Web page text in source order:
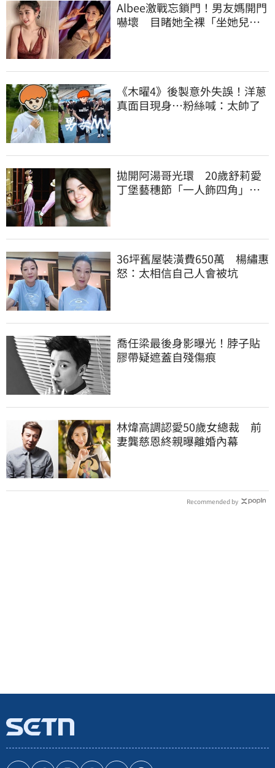
Albee激戰忘鎖門！男友媽開門
嚇壞 目睹她全裸「坐她兒子
《木曜4》後製意外失誤！洋蔥
真面目現身…粉絲喊：太帥了
拋開阿湯哥光環 20歲舒莉愛
丁堡藝穗節「一人飾四角」驚
36坪舊屋裝潢費650萬 楊繡惠
怒：太相信自己人會被坑
喬任梁最後身影曝光！脖子貼
膠帶疑遮蓋自殘傷痕
林煒高調認愛50歲女總裁 前
妻龔慈恩終親曝離婚內幕
Recommended by